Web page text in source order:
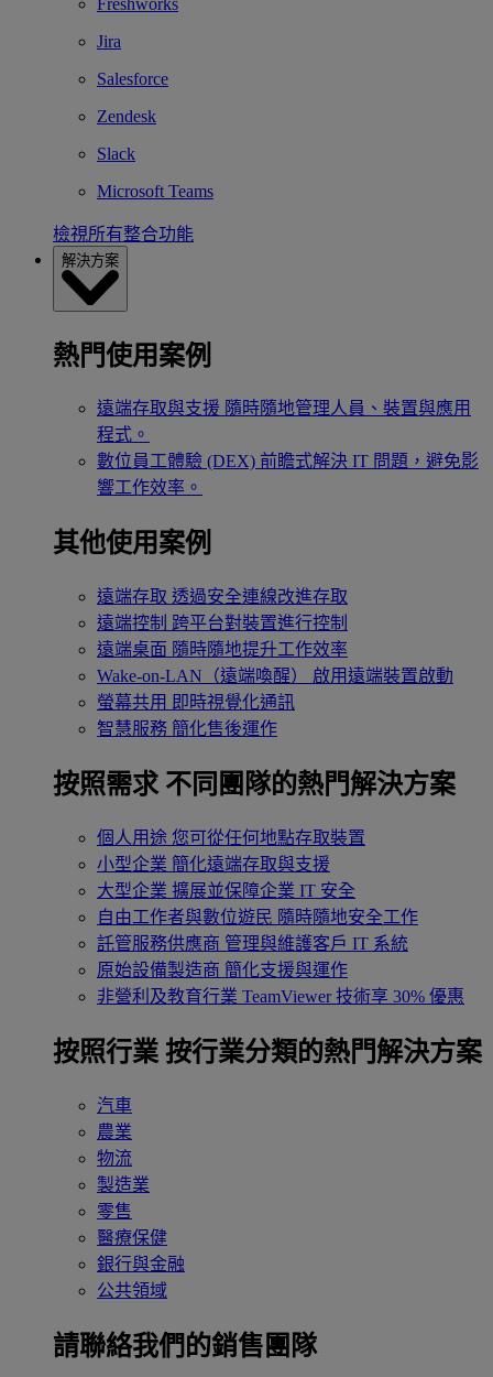
Freshworks
Jira
Salesforce
Zendesk
Slack
Microsoft Teams
檢視所有整合功能
解決方案
熱門使用案例
遠端存取與支援 隨時隨地管理人員、裝置與應用
程式。
數位員工體驗 (DEX) 前瞻式解決 IT 問題，避免影
響工作效率。
其他使用案例
遠端存取 透過安全連線改進存取
遠端控制 跨平台對裝置進行控制
遠端桌面 隨時隨地提升工作效率
Wake-on-LAN（遠端喚醒）
啟用遠端裝置啟動
螢幕共用 即時視覺化通訊
智慧服務 簡化售後運作
按照需求 不同團隊的熱門解決方案
個人用途 您可從任何地點存取裝置
小型企業 簡化遠端存取與支援
大型企業 擴展並保障企業 IT 安全
自由工作者與數位遊民 隨時隨地安全工作
託管服務供應商 管理與維護客戶 IT 系統
原始設備製造商 簡化支援與運作
非營利及教育行業 TeamViewer 技術享 30% 優惠
按照行業 按行業分類的熱門解決方案
汽車
農業
物流
製造業
零售
醫療保健
銀行與金融
公共領域
請聯絡我們的銷售團隊